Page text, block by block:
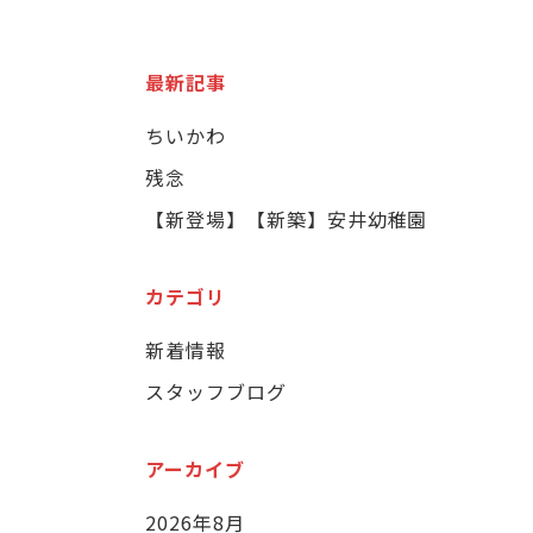
最新記事
ちいかわ
残念
【新登場】【新築】安井幼稚園
カテゴリ
新着情報
スタッフブログ
アーカイブ
2026年8月